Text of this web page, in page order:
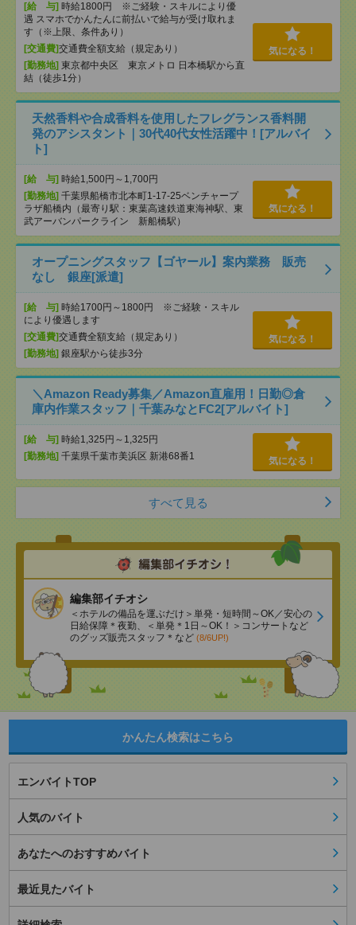
[給 与] 時給1800円 ※ご経験・スキルにより優
遇 スマホでかんたんに前払いで給与が受け取れま
す（※上限、条件あり）
[交通費]交通費全額支給（規定あり）
[勤務地] 東京都中央区 東京メトロ 日本橋駅から直
結（徒歩1分）
気になる！
天然香料や合成香料を使用したフレグランス香料開
発のアシスタント｜30代40代女性活躍中！[アルバイ
ト]
[給 与] 時給1,500円～1,700円
[勤務地] 千葉県船橋市北本町1-17-25ベンチャープ
ラザ船橋内（最寄り駅：東葉高速鉄道東海神駅、東
武アーバンパークライン 新船橋駅）
気になる！
オープニングスタッフ【ゴヤール】案内業務 販売
なし 銀座[派遣]
[給 与] 時給1700円～1800円 ※ご経験・スキル
により優遇します
[交通費]交通費全額支給（規定あり）
[勤務地] 銀座駅から徒歩3分
気になる！
＼Amazon Ready募集／Amazon直雇用！日勤◎倉
庫内作業スタッフ｜千葉みなとFC2[アルバイト]
[給 与] 時給1,325円～1,325円
[勤務地] 千葉県千葉市美浜区 新港68番1 気になる！
すべて見る
編集部イチオシ
＜ホテルの備品を運ぶだけ＞単発・短時間～OK／安心の
日給保障＊夜勤、＜単発＊1日～OK！＞コンサートなど
のグッズ販売スタッフ＊など (8/6UP!)
かんたん検索はこちら
エンバイトTOP
人気のバイト
あなたへのおすすめバイト
最近見たバイト